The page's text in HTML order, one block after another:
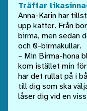
Träffar
Anna-Karin har
upp katter. Från
birma, men sedan
och 0-birmakullar.
– Min Birma-hona
kom istället min
har det rullat på i
till dig som ska
låser dig vid en